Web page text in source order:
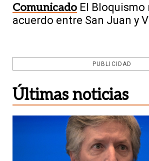
Comunicado El Bloquismo
acuerdo entre San Juan y
PUBLICIDAD
Últimas noticias